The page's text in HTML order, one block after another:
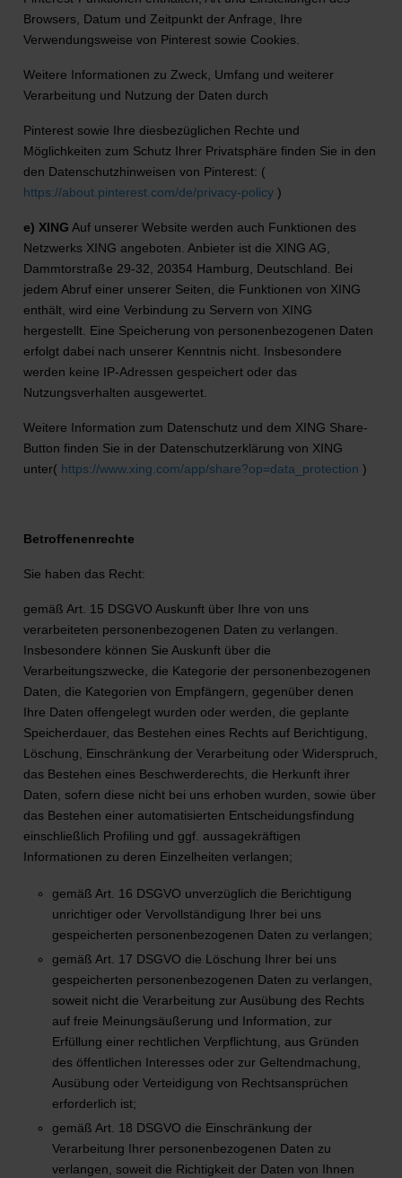
Browsers, Datum und Zeitpunkt der Anfrage, Ihre
Verwendungsweise von Pinterest sowie Cookies.
Weitere Informationen zu Zweck, Umfang und weiterer
Verarbeitung und Nutzung der Daten durch
Pinterest sowie Ihre diesbezüglichen Rechte und
Möglichkeiten zum Schutz Ihrer Privatsphäre finden Sie in den
den Datenschutzhinweisen von Pinterest: (
https://about.pinterest.com/de/privacy-policy )
e) XING Auf unserer Website werden auch Funktionen des
Netzwerks XING angeboten. Anbieter ist die XING AG,
Dammtorstraße 29-32, 20354 Hamburg, Deutschland. Bei
jedem Abruf einer unserer Seiten, die Funktionen von XING
enthält, wird eine Verbindung zu Servern von XING
hergestellt. Eine Speicherung von personenbezogenen Daten
erfolgt dabei nach unserer Kenntnis nicht. Insbesondere
werden keine IP-Adressen gespeichert oder das
Nutzungsverhalten ausgewertet.
Weitere Information zum Datenschutz und dem XING Share-
Button finden Sie in der Datenschutzerklärung von XING
unter( https://www.xing.com/app/share?op=data_protection )
Betroffenenrechte
Sie haben das Recht:
gemäß Art. 15 DSGVO Auskunft über Ihre von uns
verarbeiteten personenbezogenen Daten zu verlangen.
Insbesondere können Sie Auskunft über die
Verarbeitungszwecke, die Kategorie der personenbezogenen
Daten, die Kategorien von Empfängern, gegenüber denen
Ihre Daten offengelegt wurden oder werden, die geplante
Speicherdauer, das Bestehen eines Rechts auf Berichtigung,
Löschung, Einschränkung der Verarbeitung oder Widerspruch,
das Bestehen eines Beschwerderechts, die Herkunft ihrer
Daten, sofern diese nicht bei uns erhoben wurden, sowie über
das Bestehen einer automatisierten Entscheidungsfindung
einschließlich Profiling und ggf. aussagekräftigen
Informationen zu deren Einzelheiten verlangen;
gemäß Art. 16 DSGVO unverzüglich die Berichtigung
unrichtiger oder Vervollständigung Ihrer bei uns
gespeicherten personenbezogenen Daten zu verlangen;
gemäß Art. 17 DSGVO die Löschung Ihrer bei uns
gespeicherten personenbezogenen Daten zu verlangen,
soweit nicht die Verarbeitung zur Ausübung des Rechts
auf freie Meinungsäußerung und Information, zur
Erfüllung einer rechtlichen Verpflichtung, aus Gründen
des öffentlichen Interesses oder zur Geltendmachung,
Ausübung oder Verteidigung von Rechtsansprüchen
erforderlich ist;
gemäß Art. 18 DSGVO die Einschränkung der
Verarbeitung Ihrer personenbezogenen Daten zu
verlangen, soweit die Richtigkeit der Daten von Ihnen